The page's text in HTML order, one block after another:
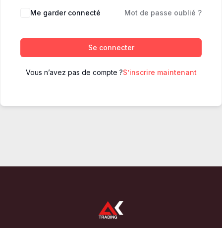
Me garder connecté Mot de passe oublié ?
Se connecter
Vous n’avez pas de compte ?S’inscrire maintenant